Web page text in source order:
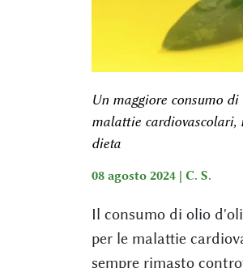
Un maggiore consumo
malattie cardiovascolari,
dieta
08 agosto 2024 | C. S.
Il consumo di olio
per le malattie
sempre rimasto